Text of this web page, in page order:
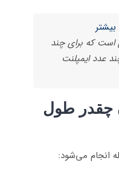
که برای چند
عدد ایمپلنت
چقدر طول
انجام می‌شود: